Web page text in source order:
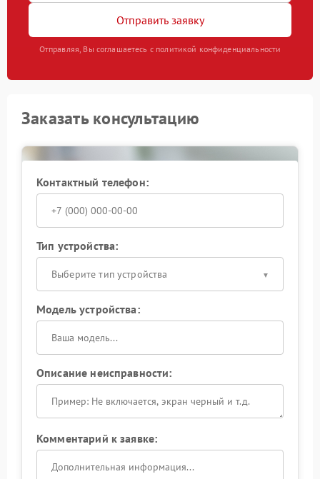
Отправить заявку
Отправляя, Вы соглашаетесь с политикой конфиденциальности
Заказать консультацию
Контактный телефон:
Тип устройства:
Выберите тип устройства
Модель устройства:
Описание неисправности:
Комментарий к заявке: